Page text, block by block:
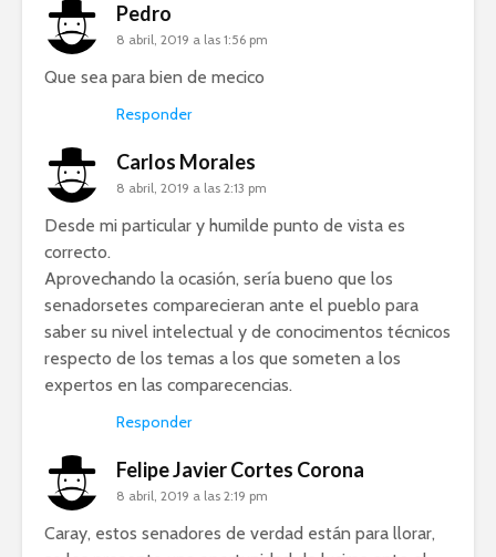
Pedro
8 abril, 2019 a las 1:56 pm
Que sea para bien de mecico
Responder
Carlos Morales
8 abril, 2019 a las 2:13 pm
Desde mi particular y humilde punto de vista es
correcto.
Aprovechando la ocasión, sería bueno que los
senadorsetes comparecieran ante el pueblo para
saber su nivel intelectual y de conocimentos técnicos
respecto de los temas a los que someten a los
expertos en las comparecencias.
Responder
Felipe Javier Cortes Corona
8 abril, 2019 a las 2:19 pm
Caray, estos senadores de verdad están para llorar,